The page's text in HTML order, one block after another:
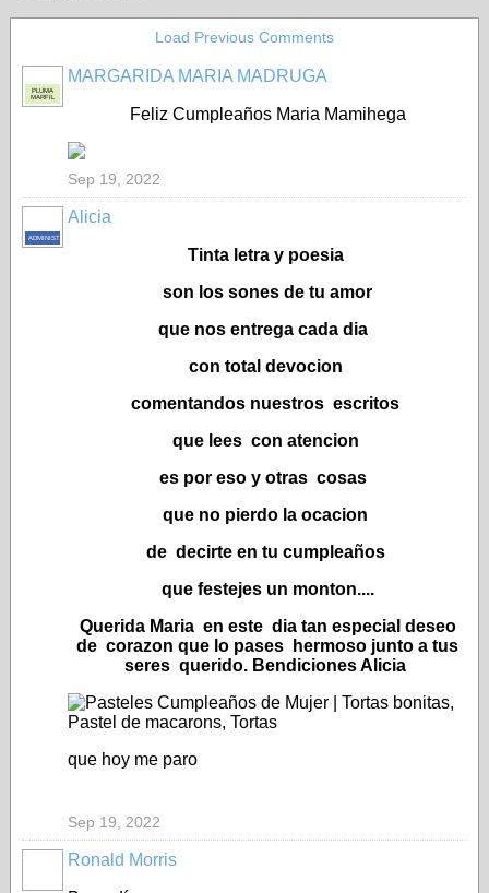
Load Previous Comments
PLUMA
MARFIL
MARGARIDA MARIA MADRUGA
Feliz Cumpleaños Maria Mamihega
Sep 19, 2022
ADMINISTRADOR
Alicia
Tinta letra y poesia
son los sones de tu amor
que nos entrega cada dia
con total devocion
comentandos nuestros escritos
que lees con atencion
es por eso y otras cosas
que no pierdo la ocacion
de decirte en tu cumpleaños
que festejes un monton....
Querida Maria en este dia tan especial deseo
de corazon que lo pases hermoso junto a tus
seres querido. Bendiciones Alicia
que hoy me paro
Sep 19, 2022
Ronald Morris